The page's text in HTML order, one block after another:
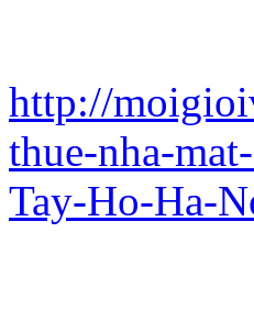
http://
thue-nha-
Tay-Ho-Ha-